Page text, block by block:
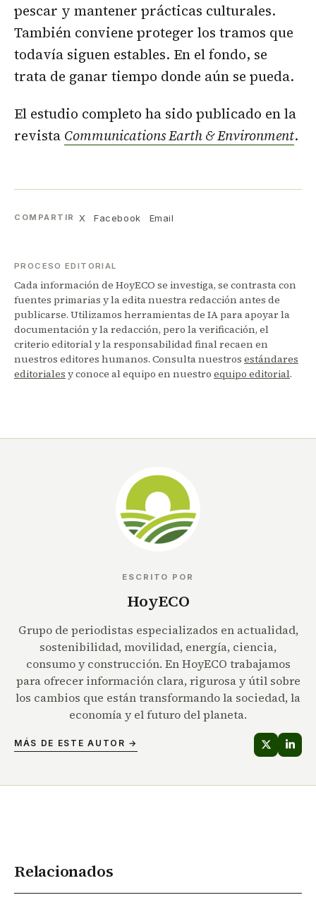
pescar y mantener prácticas culturales.
También conviene proteger los tramos que
todavía siguen estables. En el fondo, se
trata de ganar tiempo donde aún se pueda.
El estudio completo ha sido publicado en la
revista Communications Earth & Environment.
COMPARTIR X Facebook Email
PROCESO EDITORIAL
Cada información de HoyECO se investiga, se contrasta con
fuentes primarias y la edita nuestra redacción antes de
publicarse. Utilizamos herramientas de IA para apoyar la
documentación y la redacción, pero la verificación, el
criterio editorial y la responsabilidad final recaen en
nuestros editores humanos. Consulta nuestros estándares
editoriales y conoce al equipo en nuestro equipo editorial.
ESCRITO POR
HoyECO
Grupo de periodistas especializados en actualidad,
sostenibilidad, movilidad, energía, ciencia,
consumo y construcción. En HoyECO trabajamos
para ofrecer información clara, rigurosa y útil sobre
los cambios que están transformando la sociedad, la
economía y el futuro del planeta.
MÁS DE ESTE AUTOR →
Relacionados